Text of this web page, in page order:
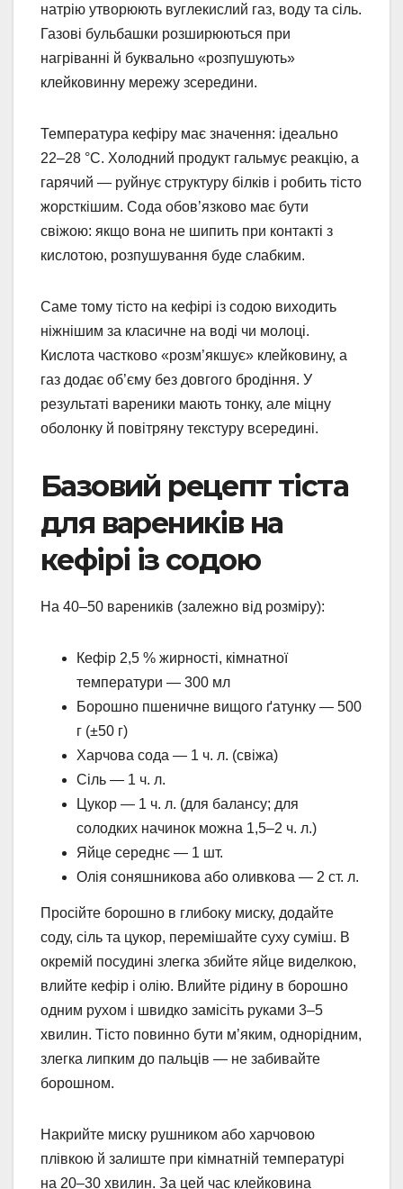
натрію утворюють вуглекислий газ, воду та сіль.
Газові бульбашки розширюються при
нагріванні й буквально «розпушують»
клейковинну мережу зсередини.
Температура кефіру має значення: ідеально
22–28 °C. Холодний продукт гальмує реакцію, а
гарячий — руйнує структуру білків і робить тісто
жорсткішим. Сода обов’язково має бути
свіжою: якщо вона не шипить при контакті з
кислотою, розпушування буде слабким.
Саме тому тісто на кефірі із содою виходить
ніжнішим за класичне на воді чи молоці.
Кислота частково «розм’якшує» клейковину, а
газ додає об’єму без довгого бродіння. У
результаті вареники мають тонку, але міцну
оболонку й повітряну текстуру всередині.
Базовий рецепт тіста
для вареників на
кефірі із содою
На 40–50 вареників (залежно від розміру):
Кефір 2,5 % жирності, кімнатної
температури — 300 мл
Борошно пшеничне вищого ґатунку — 500
г (±50 г)
Харчова сода — 1 ч. л. (свіжа)
Сіль — 1 ч. л.
Цукор — 1 ч. л. (для балансу; для
солодких начинок можна 1,5–2 ч. л.)
Яйце середнє — 1 шт.
Олія соняшникова або оливкова — 2 ст. л.
Просійте борошно в глибоку миску, додайте
соду, сіль та цукор, перемішайте суху суміш. В
окремій посудині злегка збийте яйце виделкою,
влийте кефір і олію. Влийте рідину в борошно
одним рухом і швидко замісіть руками 3–5
хвилин. Тісто повинно бути м’яким, однорідним,
злегка липким до пальців — не забивайте
борошном.
Накрийте миску рушником або харчовою
плівкою й залиште при кімнатній температурі
на 20–30 хвилин. За цей час клейковина